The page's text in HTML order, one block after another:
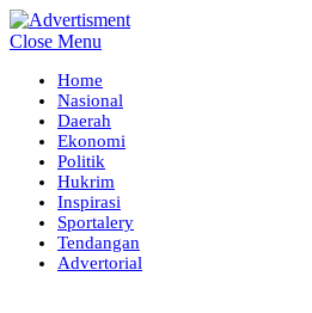
Close Menu
Home
Nasional
Daerah
Ekonomi
Politik
Hukrim
Inspirasi
Sportalery
Tendangan
Advertorial